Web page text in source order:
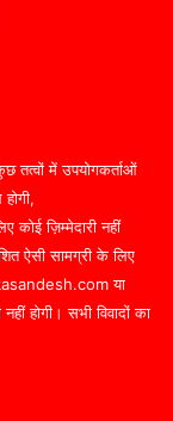
तत्वों में उपयोगकर्ताओं
ज़िम्मेदारी नहीं
ऐसी सामग्री के लिए
या
होगी। सभी विवादों का